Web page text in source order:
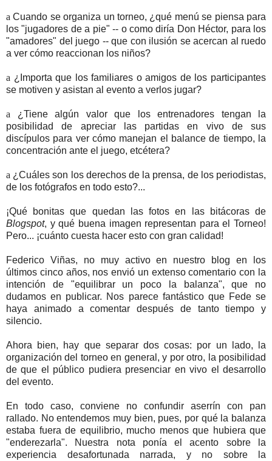
a Cuando se organiza un torneo, ¿qué menú se piensa para
los "jugadores de a pie" -- o como diría Don Héctor, para los
"amadores" del juego -- que con ilusión se acercan al ruedo
a ver cómo reaccionan los niños?
a ¿Importa que los familiares o amigos de los participantes
se motiven y asistan al evento a verlos jugar?
a ¿Tiene algún valor que los entrenadores tengan la
posibilidad de apreciar las partidas en vivo de sus
discípulos para ver cómo manejan el balance de tiempo, la
concentración ante el juego, etcétera?
a ¿Cuáles son los derechos de la prensa, de los periodistas,
de los fotógrafos en todo esto?...
¡Qué bonitas que quedan las fotos en las bitácoras de
Blogspot, y qué buena imagen representan para el Torneo!
Pero... ¡cuánto cuesta hacer esto con gran calidad!
Federico Viñas, no muy activo en nuestro blog en los
últimos cinco años, nos envió un extenso comentario con la
intención de "equilibrar un poco la balanza", que no
dudamos en publicar. Nos parece fantástico que Fede se
haya animado a comentar después de tanto tiempo y
silencio.
Ahora bien, hay que separar dos cosas: por un lado, la
organización del torneo en general, y por otro, la posibilidad
de que el público pudiera presenciar en vivo el desarrollo
del evento.
En todo caso, conviene no confundir aserrín con pan
rallado. No entendemos muy bien, pues, por qué la balanza
estaba fuera de equilibrio, mucho menos que hubiera que
"enderezarla". Nuestra nota ponía el acento sobre la
experiencia desafortunada narrada, y no sobre la